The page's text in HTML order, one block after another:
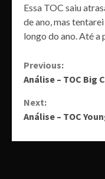
Essa TOC saiu
de ano, mas
longo do ano. Até a
Continue
Previous:
Análise – TOC Big
Next:
Análise – TOC